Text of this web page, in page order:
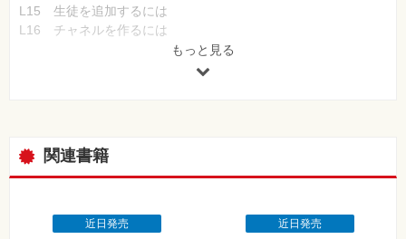
L15 生徒を追加するには
L16 チャネルを作るには
L17 チームの設定をするには
第4章 オンライン教室を活用しよう
L21 特定の生徒にメッセージを送るには
L22 ファイルを投稿するには
第5章 オンライン授業を始めよう
L24 授業を開始するには
もっと見る
関連書籍
近日発売 近日発売